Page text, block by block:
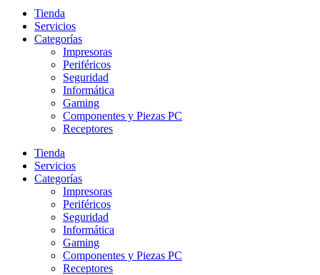
Tienda
Servicios
Categorías
Impresoras
Periféricos
Seguridad
Informática
Gaming
Componentes y Piezas PC
Receptores
Tienda
Servicios
Categorías
Impresoras
Periféricos
Seguridad
Informática
Gaming
Componentes y Piezas PC
Receptores